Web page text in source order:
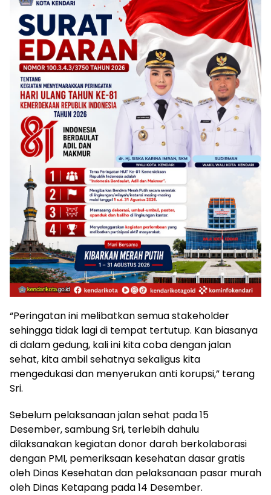
“Peringatan ini melibatkan semua stakeholder
sehingga tidak lagi di tempat tertutup. Kan biasanya
di dalam gedung, kali ini kita coba dengan jalan
sehat, kita ambil sehatnya sekaligus kita
mengedukasi dan menyerukan anti korupsi,” terang
Sri.
Sebelum pelaksanaan jalan sehat pada 15
Desember, sambung Sri, terlebih dahulu
dilaksanakan kegiatan donor darah berkolaborasi
dengan PMI, pemeriksaan kesehatan dasar gratis
oleh Dinas Kesehatan dan pelaksanaan pasar murah
oleh Dinas Ketapang pada 14 Desember.